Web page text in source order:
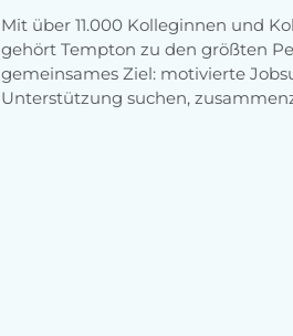
Mit über 11.000 Kolleginnen und
gehört Tempton zu den größten
gemeinsames Ziel: motivierte
Unterstützung suchen,